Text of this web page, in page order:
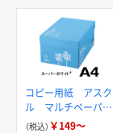
コピー用紙 アスク
ル マルチペーパー
スーパーホワイト+
（税込） ￥149～